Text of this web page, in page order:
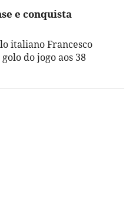
e conquista
italiano Francesco
do jogo aos 38